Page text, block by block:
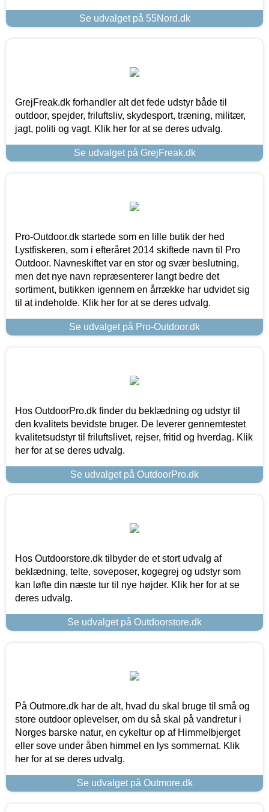
Se udvalget på 55Nord.dk
GrejFreak.dk forhandler alt det fede udstyr både til
outdoor, spejder, friluftsliv, skydesport, træning, militær,
jagt, politi og vagt. Klik her for at se deres udvalg.
Se udvalget på GrejFreak.dk
Pro-Outdoor.dk startede som en lille butik der hed
Lystfiskeren, som i efteråret 2014 skiftede navn til Pro
Outdoor. Navneskiftet var en stor og svær beslutning,
men det nye navn repræsenterer langt bedre det
sortiment, butikken igennem en årrække har udvidet sig
til at indeholde. Klik her for at se deres udvalg.
Se udvalget på Pro-Outdoor.dk
Hos OutdoorPro.dk finder du beklædning og udstyr til
den kvalitets bevidste bruger. De leverer gennemtestet
kvalitetsudstyr til friluftslivet, rejser, fritid og hverdag. Klik
her for at se deres udvalg.
Se udvalget på OutdoorPro.dk
Hos Outdoorstore.dk tilbyder de et stort udvalg af
beklædning, telte, soveposer, kogegrej og udstyr som
kan løfte din næste tur til nye højder. Klik her for at se
deres udvalg.
Se udvalget på Outdoorstore.dk
På Outmore.dk har de alt, hvad du skal bruge til små og
store outdoor oplevelser, om du så skal på vandretur i
Norges barske natur, en cykeltur op af Himmelbjerget
eller sove under åben himmel en lys sommernat. Klik
her for at se deres udvalg.
Se udvalget på Outmore.dk